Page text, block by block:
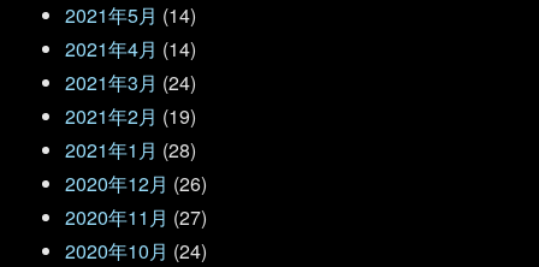
2021年5月 (14)
2021年4月 (14)
2021年3月 (24)
2021年2月 (19)
2021年1月 (28)
2020年12月 (26)
2020年11月 (27)
2020年10月 (24)